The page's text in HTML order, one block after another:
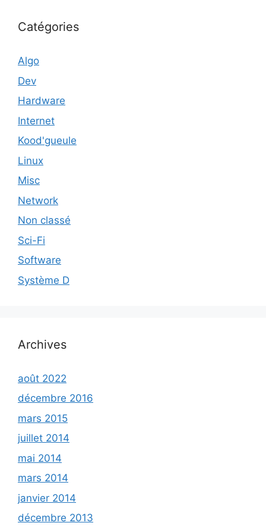
Catégories
Algo
Dev
Hardware
Internet
Kood'gueule
Linux
Misc
Network
Non classé
Sci-Fi
Software
Système D
Archives
août 2022
décembre 2016
mars 2015
juillet 2014
mai 2014
mars 2014
janvier 2014
décembre 2013